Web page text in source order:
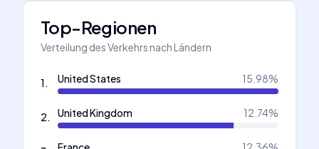
Top-Regionen
Verteilung des Verkehrs nach Ländern
1. United States 15.98%
2. United Kingdom 12.74%